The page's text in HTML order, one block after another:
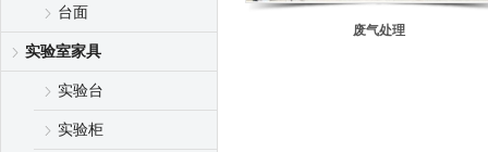
台面
实验室家具
实验台
实验柜
废气处理